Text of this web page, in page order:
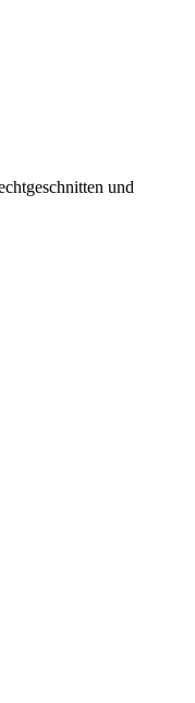
und